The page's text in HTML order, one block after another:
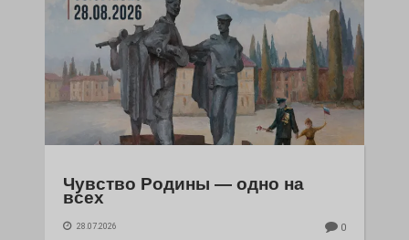
Чувство Родины — одно на
всех
28.07.2026 0